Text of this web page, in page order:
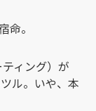
命。
ィング）が
ル。いや、本